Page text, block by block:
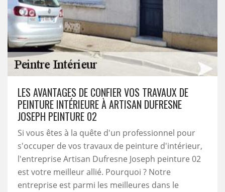
LES AVANTAGES DE CONFIER VOS TRAVAUX DE
PEINTURE INTÉRIEURE À ARTISAN DUFRESNE
JOSEPH PEINTURE 02
Si vous êtes à la quête d'un professionnel pour
s'occuper de vos travaux de peinture d'intérieur,
l'entreprise Artisan Dufresne Joseph peinture 02
est votre meilleur allié. Pourquoi ? Notre
entreprise est parmi les meilleures dans le